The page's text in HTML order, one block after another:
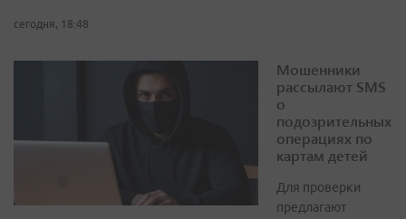
сегодня, 18:48
Мошенники
рассылают SMS
о
подозрительных
операциях по
картам детей
Для проверки
предлагают